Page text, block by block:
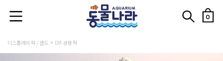
0
디스플레이 락 / 샌드 DM 성형 락